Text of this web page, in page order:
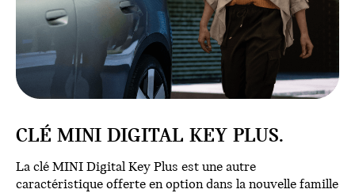
CLÉ MINI DIGITAL KEY PLUS.
La clé MINI Digital Key Plus est une autre
caractéristique offerte en option dans la nouvelle famille